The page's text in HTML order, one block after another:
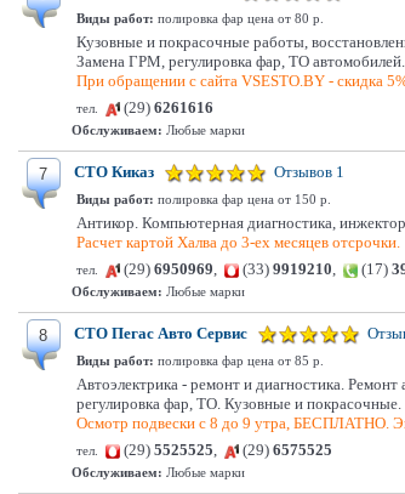
Виды работ: полировка фар цена от 80 р.
Кузовные и покрасочные работы,
Замена ГРМ, регулировка фар, ТО автомобилей.
При обращении с сайта VSESTO.BY - скидка
тел. (29) 6261616
Обслуживаем: Любые марки
7 СТО Киказ Отзывов 1
Виды работ: полировка фар цена от 150 р.
Антикор. Компьютерная диагностика,
Расчет картой Халва до 3-ех месяцев отсрочки.
тел. (29) 6950969, (33) 9919210, (17)
Обслуживаем: Любые марки
8 СТО Пегас Авто Сервис
Виды работ: полировка фар цена от 85 р.
Автоэлектрика - ремонт и диагностика.
регулировка фар, ТО. Кузовные и покрасочные.
Осмотр подвески с 8 до 9 утра, БЕСПЛАТНО.
тел. (29) 5525525, (29) 6575525
Обслуживаем: Любые марки